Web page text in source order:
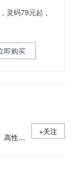
灵码79元起，
即购买
高性价
+关注